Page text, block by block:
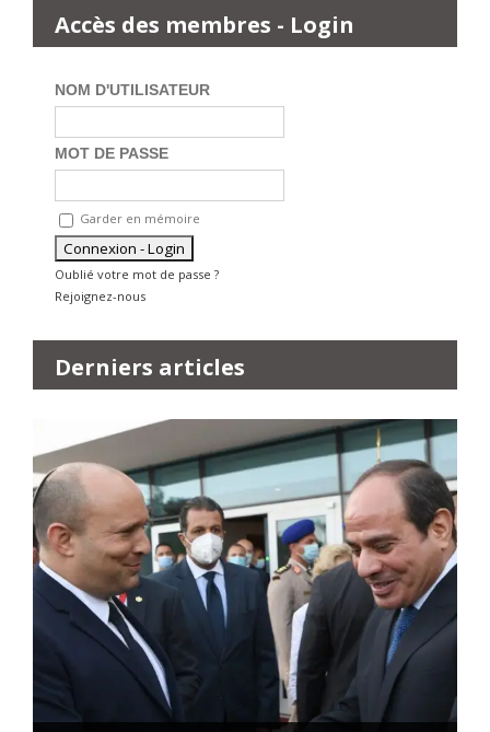
Accès des membres - Login
NOM D'UTILISATEUR
MOT DE PASSE
Garder en mémoire
Oublié votre mot de passe ?
Rejoignez-nous
Derniers articles